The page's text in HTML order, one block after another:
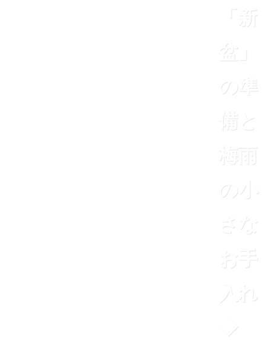
「新
盆」
の準
備と
梅雨
の小
さな
お手
入れ
◆